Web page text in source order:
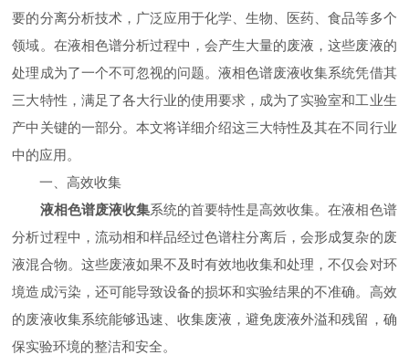
要的分离分析技术，广泛应用于化学、生物、医药、食品等多个
领域。在液相色谱分析过程中，会产生大量的废液，这些废液的
处理成为了一个不可忽视的问题。液相色谱废液收集系统凭借其
三大特性，满足了各大行业的使用要求，成为了实验室和工业生
产中关键的一部分。本文将详细介绍这三大特性及其在不同行业
中的应用。
一、高效收集
液相色谱废液收集系统的首要特性是高效收集。在液相色谱
分析过程中，流动相和样品经过色谱柱分离后，会形成复杂的废
液混合物。这些废液如果不及时有效地收集和处理，不仅会对环
境造成污染，还可能导致设备的损坏和实验结果的不准确。高效
的废液收集系统能够迅速、收集废液，避免废液外溢和残留，确
保实验环境的整洁和安全。